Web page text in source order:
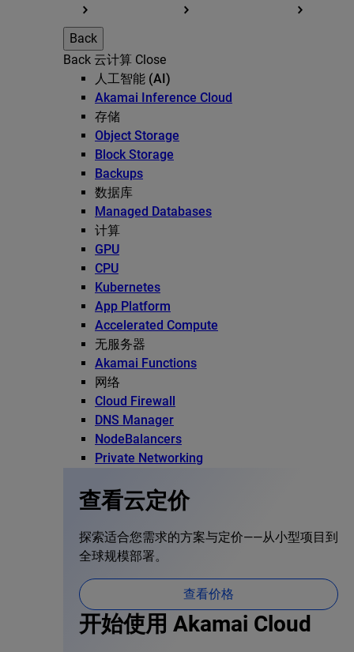
Back
Back 云计算 Close
人工智能 (AI)
Akamai Inference Cloud
存储
Object Storage
Block Storage
Backups
数据库
Managed Databases
计算
GPU
CPU
Kubernetes
App Platform
Accelerated Compute
无服务器
Akamai Functions
网络
Cloud Firewall
DNS Manager
NodeBalancers
Private Networking
查看云定价
探索适合您需求的方案与定价——从小型项目到
全球规模部署。
查看价格
开始使用 Akamai Cloud